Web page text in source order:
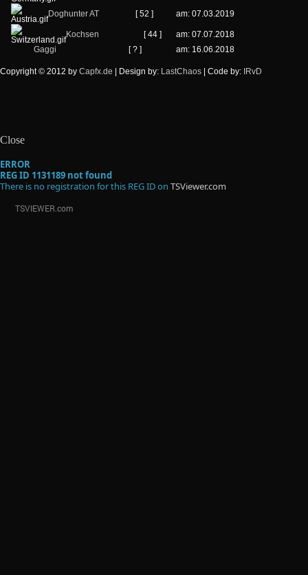
Doghunter AT [ 52 ] am: 07.03.2019
Kochsen [ 44 ]
am: 07.07.2018
Gaggi
[ ? ] am: 16.06.2018
Copyright © 2012 by Capfx.de | Design by: LastChaos | Code by: IRvD
Close
ERROR
REG ID 1131189 not found
There is no registration for this REG ID on TSViewer.com